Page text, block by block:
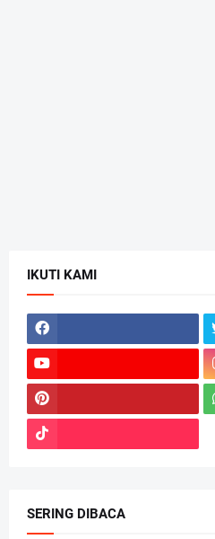
IKUTI KAMI
SERING DIBACA